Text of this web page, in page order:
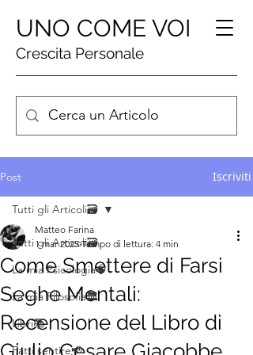
UNO COME VOI
Crescita Personale
Post Iscriviti
Tutti gli Articoli🗃️
La mia Psicologia🧠
La mia Filosofia🏛️
Libri📚
Fatti sentire📢
Tutti gli Articoli🗃️
Come Smettere di Farsi
Seghe Mentali:
Recensione del Libro di
Matteo Farina
1 mar 2025 Tempo di lettura: 4 min